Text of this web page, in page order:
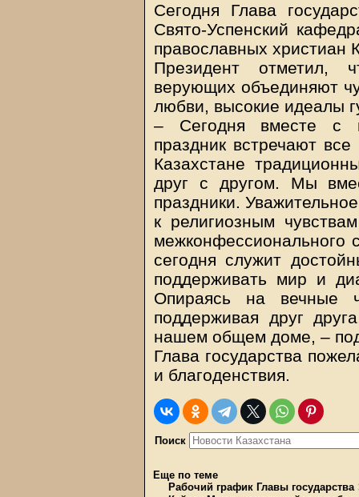
Сегодня Глава
Свято-Успенский
православных христиан
Президент отметил,
верующих объединяют
любви, высокие идеалы
– Сегодня вместе с
праздник встречают
Казахстане
друг с другом. Мы
праздники.
к религиозным
межконфессионального
сегодня служит
поддерживать мир и
Опираясь на вечные
поддерживая друг
нашем общем доме, –
Глава государства
и благоденствия.
Поиск
Еще по теме
Рабочий график Главы государства